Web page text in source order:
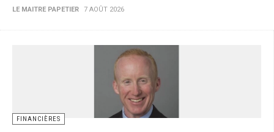
LE MAITRE PAPETIER 7 AOÛT 2026
FINANCIÈRES